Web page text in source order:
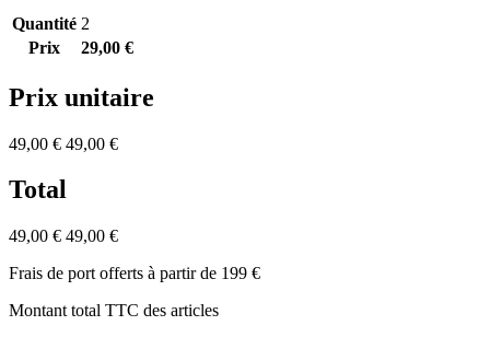
Quantité 2
Prix
29,00 €
Prix unitaire
49,00 € 49,00 €
Total
49,00 € 49,00 €
Frais de port offerts à partir de 199 €
Montant total TTC des articles